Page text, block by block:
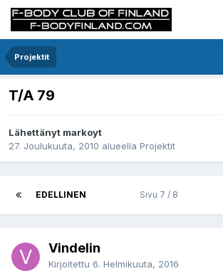
Projektit
T/A 79
Lähettänyt markoyt
27. Joulukuuta, 2010 alueella Projektit
EDELLINEN Sivu 7 / 8
Vindelin
Kirjoitettu 6. Helmikuuta, 2016